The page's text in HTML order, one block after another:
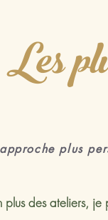
Les
plus
plus des ateliers, je